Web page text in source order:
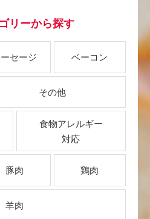
リーから探す
セージ ベーコン
その他
食物アレルギー
対応
豚肉 鶏肉
羊肉